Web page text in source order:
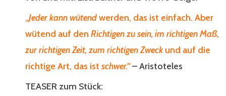
„Jeder kann wütendwerden, das ist einfach. Aber
wütend auf den Richtigen zu sein, im richtigen Maß,
zur richtigen Zeit, zum richtigen Zweckund auf die
richtige Art, das ist schwer.“– Aristoteles
TEASER zum Stück: